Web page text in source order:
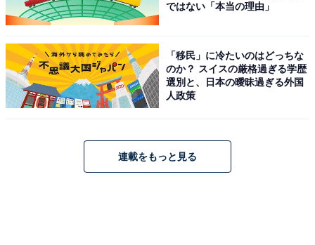
次ページ 5位までのランキング結果を見る
ではない「本当の理由」
「移民」に冷たいのはどっちな
のか？ スイスの厳格過ぎる学歴
選別と、日本の曖昧過ぎる外国
人政策
連載をもっと見る